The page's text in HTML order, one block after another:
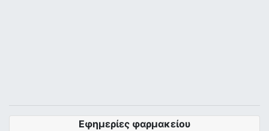
Εφημερίες φαρμακείου